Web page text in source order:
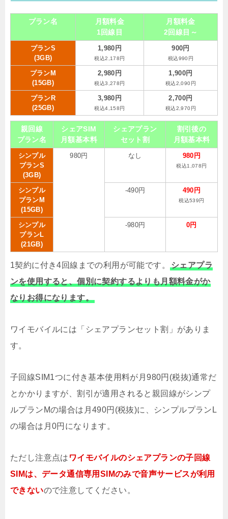
プラン名
月額料金
1回線目
月額料金
2回線目～
プランS
(3GB)
1,980円
税込2,178円
900円
税込990円
プランM
(15GB)
2,980円
税込3,278円
1,900円
税込2,090円
プランR
(25GB)
3,980円
税込4,158円
2,700円
税込2,970円
親回線
プラン名
シェアSIM
月額基本料
シェアプラン
セット割
割引後の
月額基本料
シンプル
プランS
(3GB)
980円 なし 980円
税込1,078円
シンプル
プランM
(15GB)
-490円 490円
税込539円
シンプル
プランL
(21GB)
-980円 0円
1契約に付き4回線までの利用が可能です。
シェアプラ
ンを使用すると、個別に契約するよりも月額料金がか
なりお得になります。
ワイモバイルには「シェアプランセット割」がありま
す。
子回線SIM1つに付き基本使用料が月980円(税抜)通常だ
とかかりますが、割引が適用されると親回線がシンプ
ルプランMの場合は月490円(税抜)に、シンプルプランL
の場合は月0円になります。
ただし注意点は ワイモバイルのシェアプランの子回線
SIMは、データ通信専用SIMのみで音声サービスが利用
できないので注意してください。